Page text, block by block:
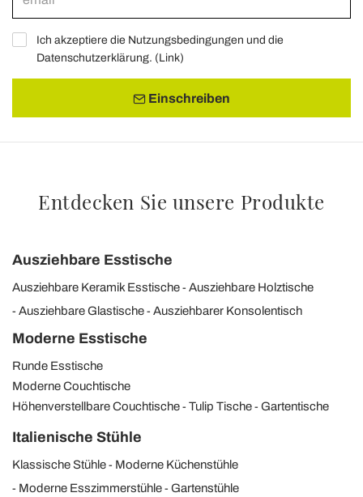
Ich akzeptiere die Nutzungsbedingungen und die
Datenschutzerklärung. (Link)
Einschreiben
Entdecken Sie unsere Produkte
Ausziehbare Esstische
Ausziehbare Keramik Esstische
Ausziehbare Holztische
Ausziehbare Glastische
Ausziehbarer Konsolentisch
Moderne Esstische
Runde Esstische
Moderne Couchtische
Höhenverstellbare Couchtische
Tulip Tische Gartentische
Italienische Stühle
Klassische Stühle
Moderne Küchenstühle
Moderne Esszimmerstühle
Gartenstühle